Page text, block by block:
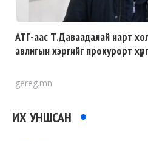
АТГ-аас Т.Даваадалай нарт
авлигын хэргийг прокурорт
gereg.mn
ИХ УНШСАН